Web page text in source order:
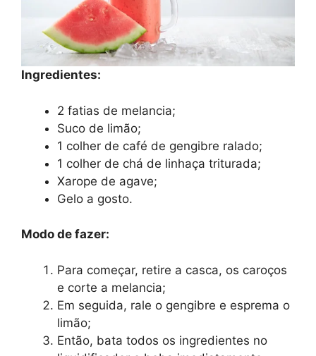
Ingredientes:
2 fatias de melancia;
Suco de limão;
1 colher de café de gengibre ralado;
1 colher de chá de linhaça triturada;
Xarope de agave;
Gelo a gosto.
Modo de fazer:
Para começar, retire a casca, os caroços
e corte a melancia;
Em seguida, rale o gengibre e esprema o
limão;
Então, bata todos os ingredientes no